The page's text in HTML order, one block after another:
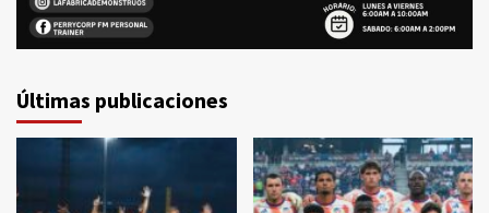
Últimas publicaciones